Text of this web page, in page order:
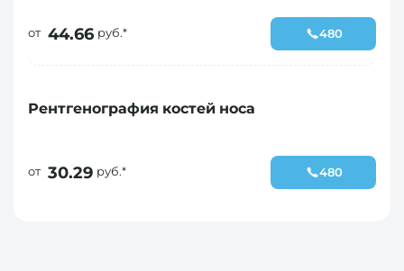
от 44.66 руб.* 480
Рентгенография костей носа
от 30.29 руб.* 480